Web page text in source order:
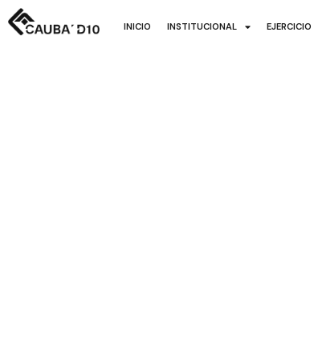
INICIO INSTITUCIONAL